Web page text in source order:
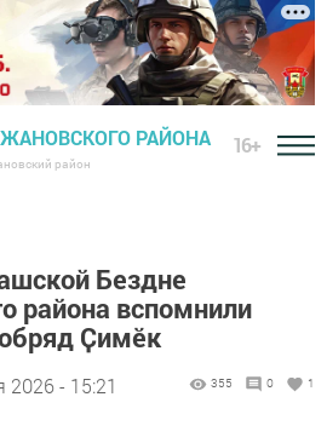
РАЙОНА
район
16+
Бездне
района вспомнили
Ҫимӗк
2026 - 15:21 355 0 1